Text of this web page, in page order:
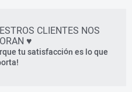
CLIENTES NOS
♥
tu satisfacción es lo que